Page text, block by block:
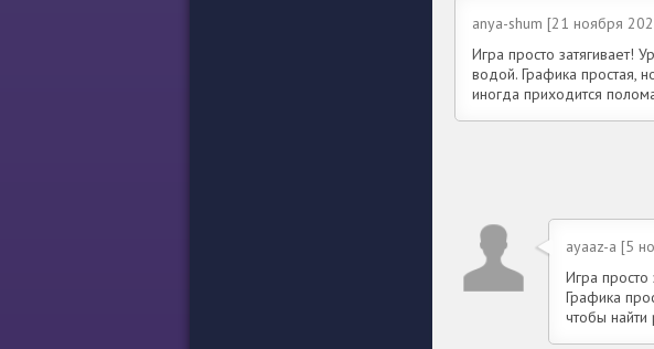
anya-shum [21 ноября
Игра просто затягивает!
водой. Графика простая,
иногда приходится
ayaaz-a [5
Игра
Графика
чтобы найти